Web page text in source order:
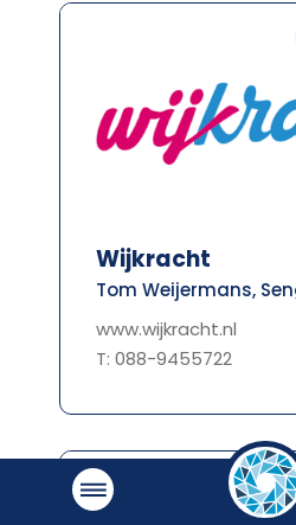
Wijkracht
Tom Weijermans,
www.wijkracht.nl
T: 088-9455722